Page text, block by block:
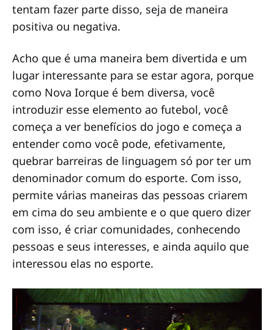
tentam fazer parte disso, seja de maneira
positiva ou negativa.
Acho que é uma maneira bem divertida e um
lugar interessante para se estar agora, porque
como Nova Iorque é bem diversa, você
introduzir esse elemento ao futebol, você
começa a ver benefícios do jogo e começa a
entender como você pode, efetivamente,
quebrar barreiras de linguagem só por ter um
denominador comum do esporte. Com isso,
permite várias maneiras das pessoas criarem
em cima do seu ambiente e o que quero dizer
com isso, é criar comunidades, conhecendo
pessoas e seus interesses, e ainda aquilo que
interessou elas no esporte.